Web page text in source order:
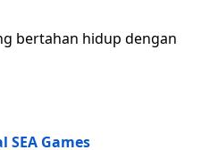
bertahan hidup dengan
Games